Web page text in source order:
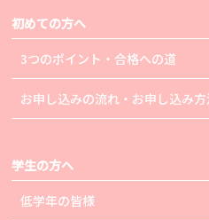
初めての方へ
3つのポイント・合格への道
お申し込みの流れ・お申し込み
学生の方へ
低学年の皆様